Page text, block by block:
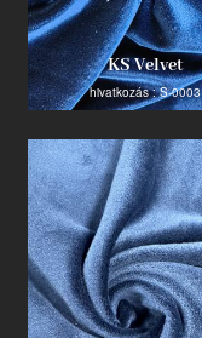
Termék
Ipari innovátor
KS Velvet
hivatkozás : S-0003